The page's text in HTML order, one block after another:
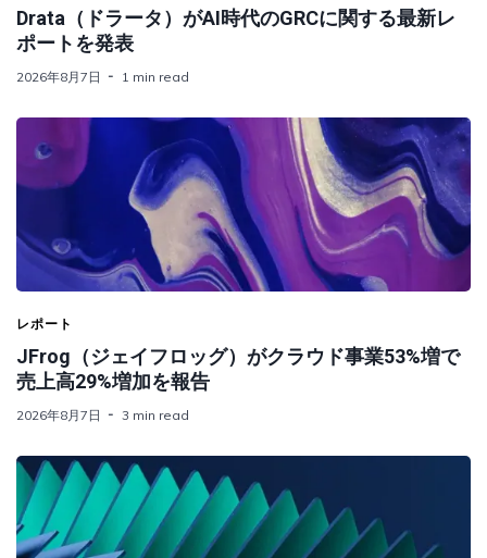
Drata（ドラータ）がAI時代のGRCに関する最新レ
ポートを発表
2026年8月7日 1 min read
レポート
JFrog（ジェイフロッグ）がクラウド事業53%増で
売上高29%増加を報告
2026年8月7日 3 min read